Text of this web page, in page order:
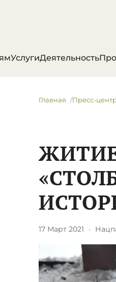
УслугиДеятельность
Главная Пресс-
17 Март 2021 ·